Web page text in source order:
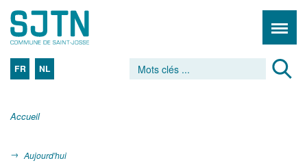
FR NL
Accueil
Aujourd'hui